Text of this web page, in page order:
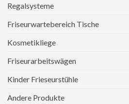
Regalsysteme
Friseurwartebereich Tische
Kosmetikliege
Friseurarbeitswägen
Kinder Frieseurstühle
Andere Produkte